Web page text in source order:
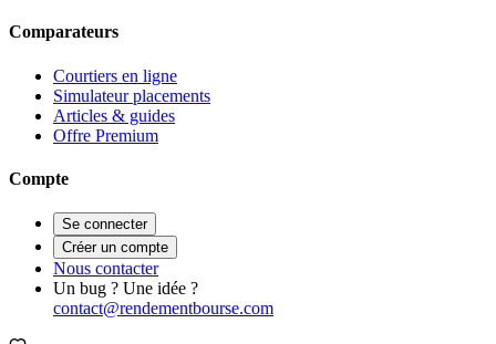
Comparateurs
Courtiers en ligne
Simulateur placements
Articles & guides
Offre Premium
Compte
Se connecter
Créer un compte
Nous contacter
Un bug ? Une idée ?
contact@rendementbourse.com